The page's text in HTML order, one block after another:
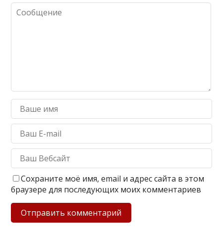
Сохраните моё имя, email и адрес сайта в этом
браузере для последующих моих комментариев